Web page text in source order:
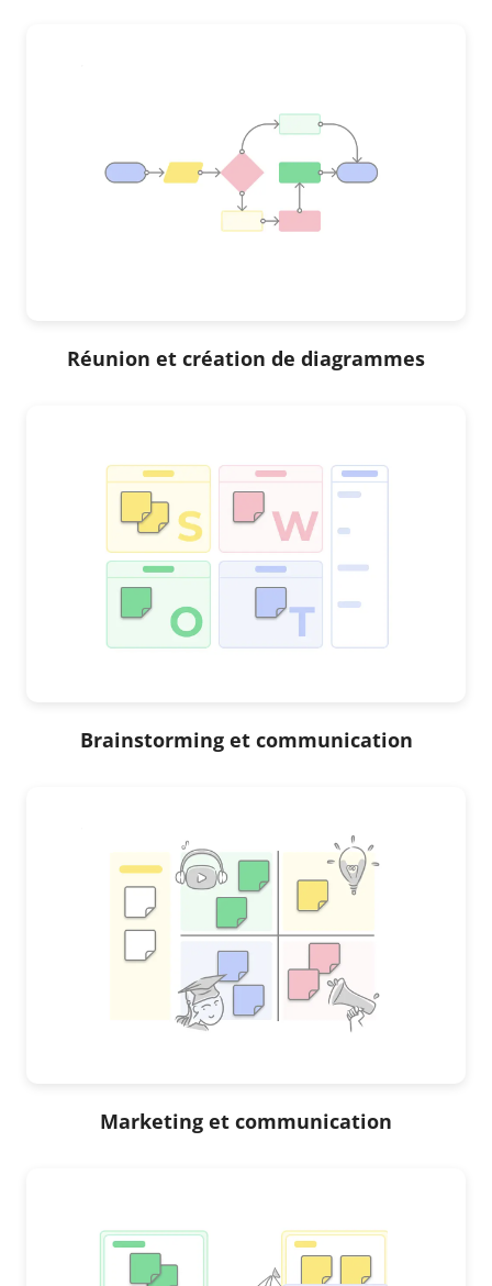
Réunion et création de diagrammes
Brainstorming et communication
Marketing et communication